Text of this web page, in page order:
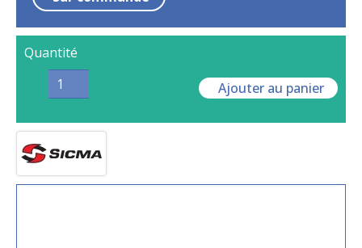
Quantité
Ajouter au panier